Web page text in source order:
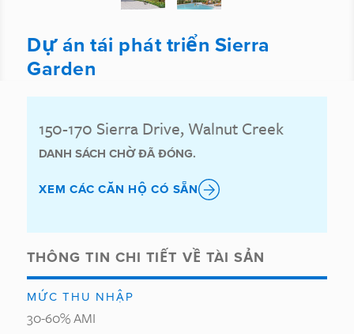
Dự án tái phát triển Sierra
Garden
150-170 Sierra Drive, Walnut Creek
DANH SÁCH CHỜ ĐÃ ĐÓNG.
XEM CÁC CĂN HỘ CÓ SẴN
THÔNG TIN CHI TIẾT VỀ TÀI SẢN
MỨC THU NHẬP
30-60% AMI